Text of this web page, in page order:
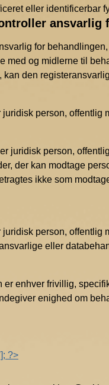
eller identificerbar
ansvarlig
for
med og midlerne til
kan den
person,
juridisk person,
der kan modtage
ikke som
person,
eller
er enhver frivillig,
enighed om
?>